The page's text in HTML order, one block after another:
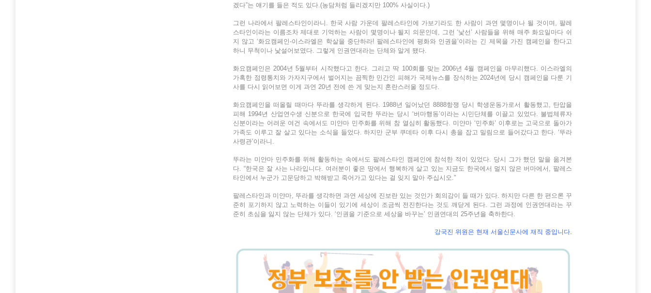
겠다”는 얘기를 들은 적도 있다.(농담처럼 들리겠지만 100% 사실이다.)
그런 나라에서 팔레스타인이라니. 한국 사람 가운데 팔레스타인에 가보기라도 한 사람이 과연 몇명이나 될 것이며, 팔레
스타인이라는 이름조차 제대로 기억하는 사람이 몇명이나 될지 의문인데, 그런 ‘낯선’ 사람들을 위해 매주 화요일마다 쉬
지 않고 ‘화요캠페인-이스라엘은 학살을 중단하라! 팔레스타인에 평화와 인권을’이라는 긴 제목을 가진 캠페인을 한다고
하니 무척이나 낯설어보였다. 그렇게 인권연대라는 단체와 알게 됐다.
화요캠페인은 2004년 5월부터 시작했다고 한다. 그리고 딱 100회를 맞는 2006년 4월 캠페인을 마무리했다. 이스라엘의
가혹한 점령통치와 가자지구에서 벌어지는 끔찍한 민간인 피해가 국제뉴스를 장식하는 2024년에 당시 캠페인을 다룬 기
사를 다시 읽어보면 이게 과연 20년 전에 쓴 게 맞는지 혼란스러울 정도다.
화요캠페인을 떠올릴 때마다 뚜라를 생각하게 된다. 1988년 일어났던 8888항쟁 당시 학생운동가로서 활동했고, 탄압을
피해 1994년 산업연수생 신분으로 한국에 입국한 뚜라는 당시 ‘버마행동’이라는 시민단체를 이끌고 있었다. 불법체류자
신분이라는 어려운 여건 속에서도 미얀마 민주화를 위해 참 열심히 활동했다. 미얀마 ‘민주화’ 이후로는 고국으로 돌아가
가족도 이루고 잘 살고 있다는 소식을 들었다. 하지만 군부 쿠데타 이후 다시 총을 잡고 밀림으로 들어갔다고 한다. ‘뚜라
사령관’이라니.
뚜라는 미얀마 민주화를 위해 활동하는 속에서도 팔레스타인 캠페인에 참석한 적이 있었다. 당시 그가 했던 말을 옮겨본
다. “한국은 잘 사는 나라입니다. 여러분이 좋은 땅에서 행복하게 살고 있는 지금도 한국에서 멀지 않은 버마에서, 팔레스
타인에서 누군가 고문당하고 박해받고 죽어가고 있다는 걸 잊지 말아 주십시오.”
팔레스타인과 미얀마, 뚜라를 생각하면 과연 세상에 진보란 있는 것인가 회의감이 들 때가 있다. 하지만 다른 한 편으론 꾸
준히 포기하지 않고 노력하는 이들이 있기에 세상이 조금씩 전진한다는 것도 깨닫게 된다. 그런 과정에 인권연대라는 꾸
준히 초심을 잃지 않는 단체가 있다. ‘인권을 기준으로 세상을 바꾸는’ 인권연대의 25주년을 축하한다.
강국진 위원은 현재 서울신문사에 재직 중입니다.